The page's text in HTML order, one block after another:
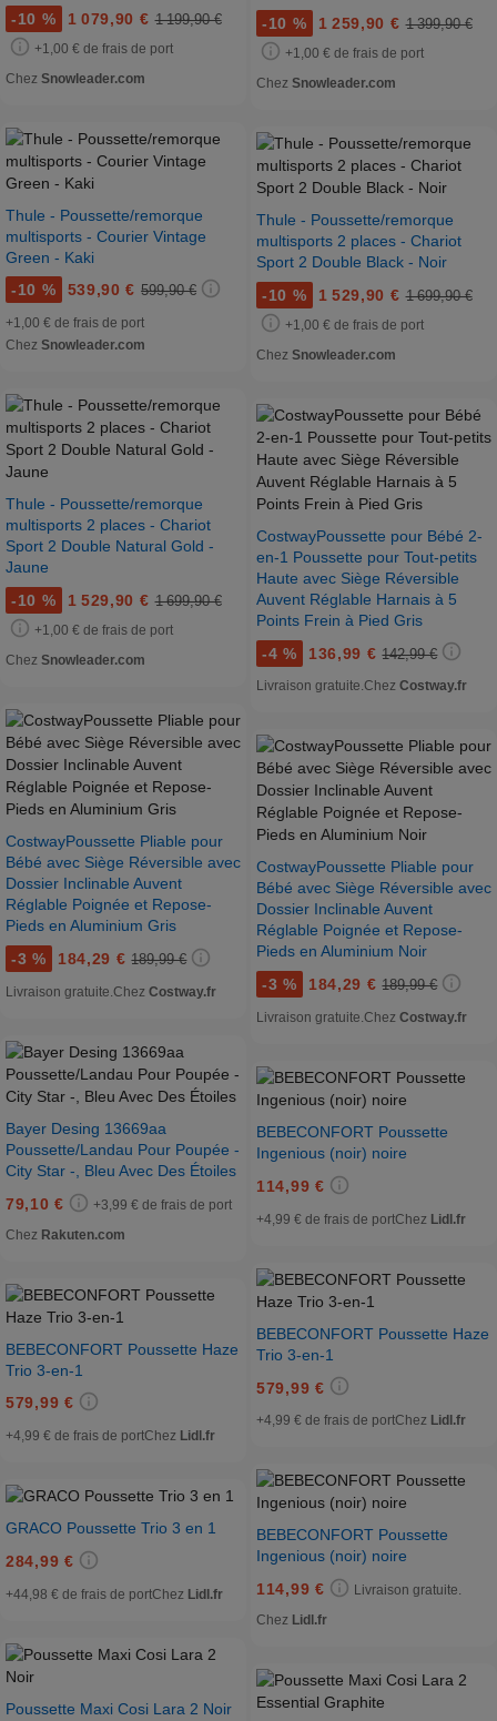
-10 % 1 079,90 € 1 199,90 €
+1,00 € de frais de port
Chez Snowleader.com
Thule - Poussette/remorque
multisports - Courier Vintage
Green - Kaki
-10 % 539,90 € 599,90 €
+1,00 € de frais de port
Chez Snowleader.com
Thule - Poussette/remorque
multisports 2 places - Chariot
Sport 2 Double Natural Gold -
Jaune
-10 % 1 529,90 € 1 699,90 €
+1,00 € de frais de port
Chez Snowleader.com
CostwayPoussette Pliable pour
Bébé avec Siège Réversible avec
Dossier Inclinable Auvent
Réglable Poignée et Repose-
Pieds en Aluminium Gris
-3 % 184,29 € 189,99 €
Livraison gratuite.Chez Costway.fr
Bayer Desing 13669aa
Poussette/Landau Pour Poupée -
City Star -, Bleu Avec Des Étoiles
79,10 €
+3,99 € de frais de port
Chez Rakuten.com
BEBECONFORT Poussette Haze
Trio 3-en-1
579,99 €
+4,99 € de frais de portChez Lidl.fr
GRACO Poussette Trio 3 en 1
284,99 €
+44,98 € de frais de portChez Lidl.fr
Poussette Maxi Cosi Lara 2 Noir
-10 % 1 259,90 € 1 399,90 €
+1,00 € de frais de port
Chez Snowleader.com
Thule - Poussette/remorque
multisports 2 places - Chariot
Sport 2 Double Black - Noir
-10 % 1 529,90 € 1 699,90 €
+1,00 € de frais de port
Chez Snowleader.com
CostwayPoussette pour Bébé 2-
en-1 Poussette pour Tout-petits
Haute avec Siège Réversible
Auvent Réglable Harnais à 5
Points Frein à Pied Gris
-4 % 136,99 € 142,99 €
Livraison gratuite.Chez Costway.fr
CostwayPoussette Pliable pour
Bébé avec Siège Réversible avec
Dossier Inclinable Auvent
Réglable Poignée et Repose-
Pieds en Aluminium Noir
-3 % 184,29 € 189,99 €
Livraison gratuite.Chez Costway.fr
BEBECONFORT Poussette
Ingenious (noir) noire
114,99 €
+4,99 € de frais de portChez Lidl.fr
BEBECONFORT Poussette Haze
Trio 3-en-1
579,99 €
+4,99 € de frais de portChez Lidl.fr
BEBECONFORT Poussette
Ingenious (noir) noire
114,99 €
Livraison gratuite.
Chez Lidl.fr